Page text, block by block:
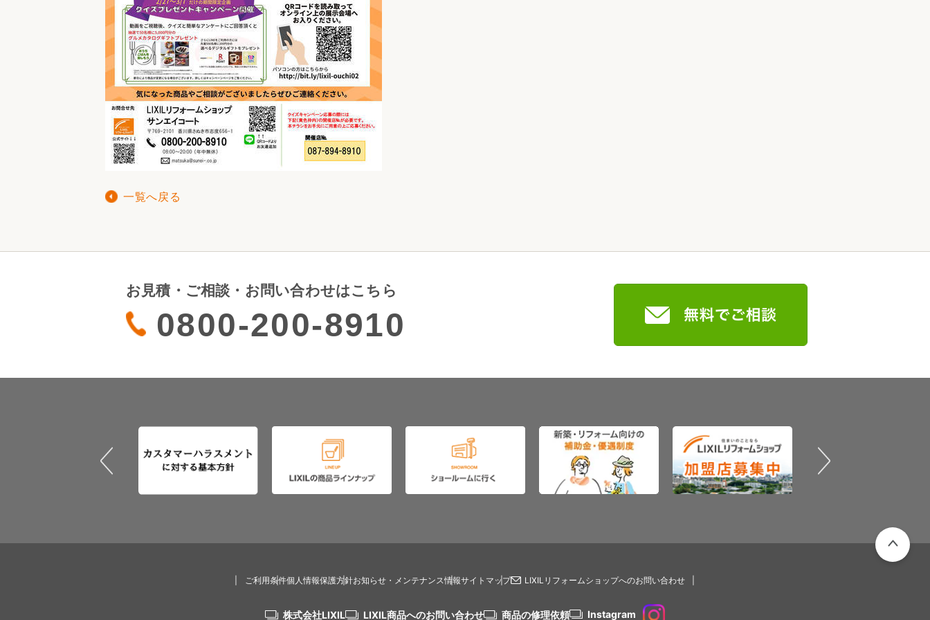
一覧へ戻る
お見積・ご相談・お問い合わせはこちら
0800-200-8910
ご利用条件個人情報保護方針お知らせ・メンテナンス情報サイトマップ LIXILリフォームショップへのお問い合わせ
株式会社LIXIL LIXIL商品へのお問い合わせ 商品の修理依頼 Instagram